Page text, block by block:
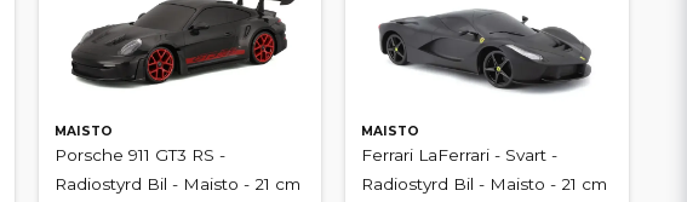
MAISTO
Porsche 911 GT3 RS -
Radiostyrd Bil - Maisto - 21 cm
MAISTO
Ferrari LaFerrari - Svart -
Radiostyrd Bil - Maisto - 21 cm